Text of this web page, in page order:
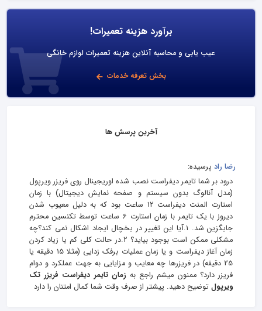
برآورد هزینه تعمیرات!
عیب یابی و محاسبه آنلاین هزینه تعمیرات لوازم خانگی
بخش تعرفه خدمات
آخرین پرسش ها
رضا راد پرسیده:
درود بر شما تایمر دیفراست نصب شده اوریجینال روی فریزر ویرپول
(مدل آنالوگ بدون سیستم و صفحه نمایش دیجیتال) با زمان
استارت المنت دیفراست 12 ساعت بود که به دلیل معیوب شدن
دیروز با یک تایمر با زمان استارت 6 ساعت توسط تکنسین محترم
جایگزین شد. 1.آیا این تغییر در یخچال ایجاد اشکال نمی کند؟چه
مشکلی ممکن است بوجود بیاید؟ 2.در حالت کلی کم یا زیاد کردن
زمان آغاز دیفراست و یا زمان عملیات برفک زدایی (مثلا 15 دقیقه یا
25 دقیفه) در فریزرها چه معایب و مزایایی به جهت عملکرد و دوام
فریزر دارد؟ ممنون میشم راجع بهزمان تایمر دیفراست فریزر تک
ویرپول توضیح دهید. پیشتر از صرف وقت شما کمال امتنان را دارد